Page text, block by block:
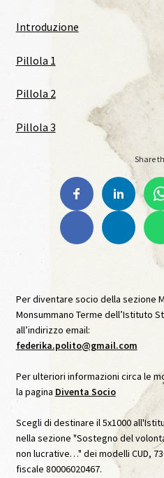
Materiale Scuola-Lavoro
Anno Scolastico 2017/2018
Materiale Scuola-
Ante Litteram, 1, 2018
Ante Litteram, 2, 2019
Ante Litteram, 3, 2026
Archivi Multimediali
Archivio Immagini
Audioguida Le carte Svelate
Audioguida Venturi
Introduzione
Pillola 1
Pillola 2
Pillola 3
Share
Per diventare socio della sezione
Monsummano Terme dell’Istituto
all’indirizzo email:
federika.polito@gmail.com
Per ulteriori informazioni circa le
la pagina Diventa Socio
Scegli di destinare il 5x1000
nella sezione "Sostegno del
non lucrative…" dei modelli CUD,
fiscale 80006020467.